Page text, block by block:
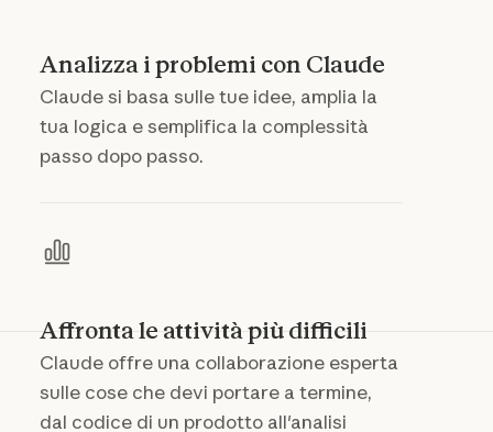
Analizza i problemi con Claude
Claude si basa sulle tue idee, amplia la
tua logica e semplifica la complessità
passo dopo passo.
Affronta le attività più difficili
Claude offre una collaborazione esperta
sulle cose che devi portare a termine,
dal codice di un prodotto all'analisi